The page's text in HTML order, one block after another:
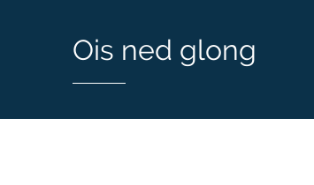
Ois ned glong